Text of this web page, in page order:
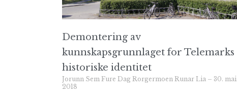
Demontering av
kunnskapsgrunnlaget for Telemarks
historiske identitet
Jorunn Sem Fure Dag Rorgermoen Runar Lia
30. mai
2018